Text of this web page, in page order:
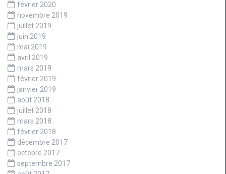
février 2020
novembre 2019
juillet 2019
juin 2019
mai 2019
avril 2019
mars 2019
février 2019
janvier 2019
août 2018
juillet 2018
mars 2018
février 2018
décembre 2017
octobre 2017
septembre 2017